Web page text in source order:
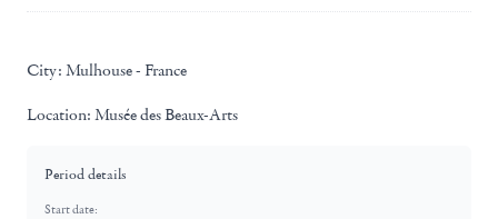
City: Mulhouse - France
Location: Musée des Beaux-Arts
Period details
Start date: